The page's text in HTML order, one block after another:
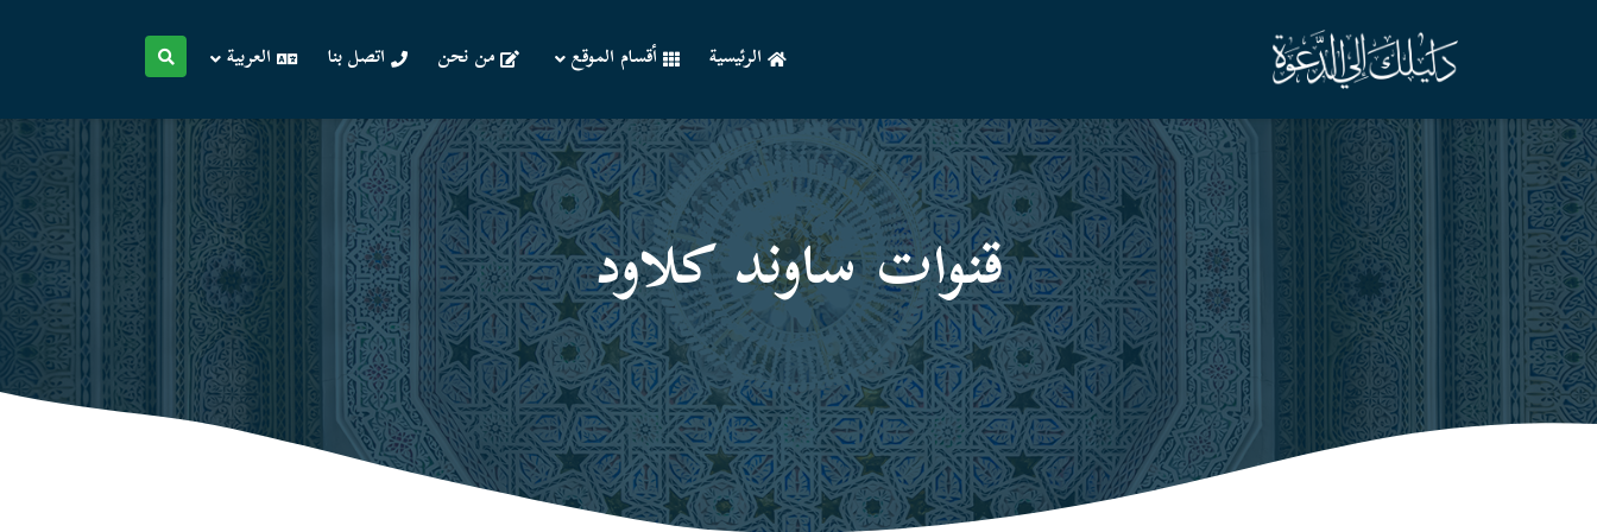
الرئيسية أقسام الموقع من نحن اتصل بنا العربية
قنوات ساوند كلاود